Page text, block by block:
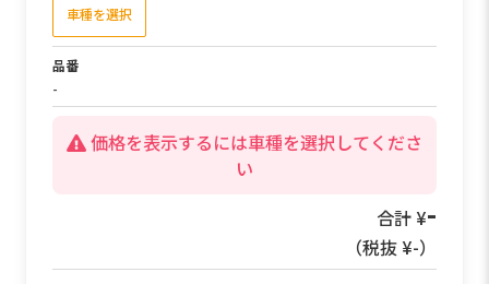
車種を選択
品番
-
価格を表示するには車種を選択してくださ
い
49,500
（税抜 ¥45,000）